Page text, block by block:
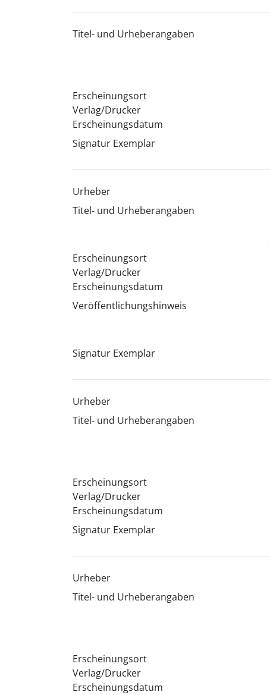
Titel- und Urheberangaben
Erscheinungsort
Verlag/Drucker
Erscheinungsdatum
Signatur Exemplar
Urheber
Titel- und Urheberangaben
Erscheinungsort
Verlag/Drucker
Erscheinungsdatum
Veröffentlichungshinweis
Signatur Exemplar
Urheber
Titel- und Urheberangaben
Erscheinungsort
Verlag/Drucker
Erscheinungsdatum
Signatur Exemplar
Urheber
Titel- und Urheberangaben
Erscheinungsort
Verlag/Drucker
Erscheinungsdatum